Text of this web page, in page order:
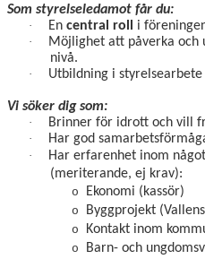
Som styrelseledamot får du:
· En central roll i
·
Möjlighet att påverka och
nivå.
· Utbildning i
Vi söker dig som:
· Brinner för idrott och vill
· Har god
·
Har erfarenhet inom
(meriterande, ej krav):
o Ekonomi (kassör)
o Byggprojekt
o Kontakt inom
o Barn- och